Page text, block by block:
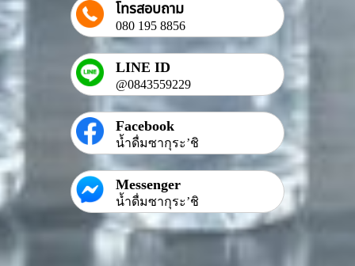
โทรสอบถาม
080 195 8856
LINE ID
@0843559229
Facebook
น้ำดื่มซากุระ’ชิ
Messenger
น้ำดื่มซากุระ’ชิ